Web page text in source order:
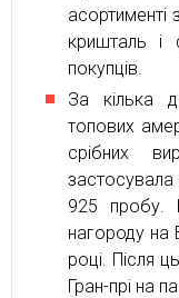
асортименті
кришталь і
покупців.
За кілька
топових
срібних
925 пробу.
нагороду на
році. Після
Гран-прі на